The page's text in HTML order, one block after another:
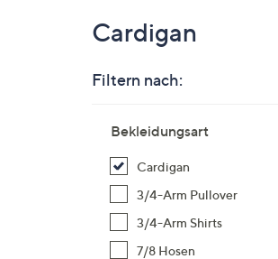
Cardigan
Filtern nach:
Produktliste
Bekleidungsart
Cardigan
3/4-Arm Pullover
3/4-Arm Shirts
7/8 Hosen